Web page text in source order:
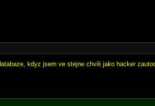
kdyz jsem ve stejne chvili jako hacker